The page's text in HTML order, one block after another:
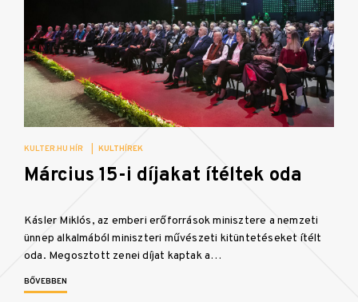
KULTER.HU HÍR KULTHÍREK
Március 15-i díjakat ítéltek oda
Kásler Miklós, az emberi erőforrások minisztere a nemzeti
ünnep alkalmából miniszteri művészeti kitüntetéseket ítélt
oda. Megosztott zenei díjat kaptak a…
BŐVEBBEN